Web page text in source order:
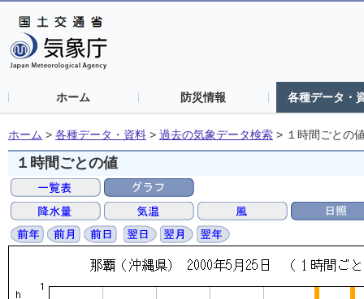
ホーム 防災情報 各種データ・
ホーム > 各種データ・資料 > 過去の気象データ検索 > １時間ごとの
１時間ごとの値